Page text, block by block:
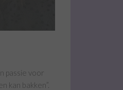
passie voor
kan bakken”.